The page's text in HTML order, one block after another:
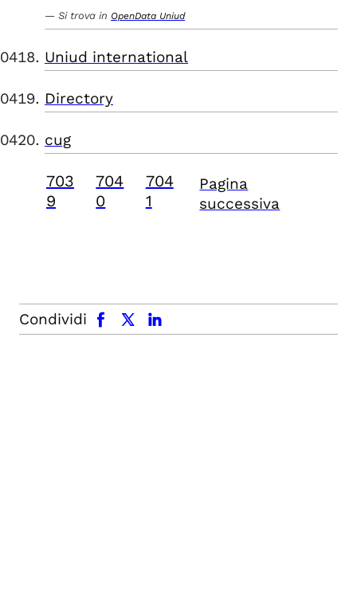
Si trova in OpenData Uniud
Uniud international
Directory
cug
703
9
704
0
704
1
Pagina
successiva
Condividi
facebook x.com linkedin